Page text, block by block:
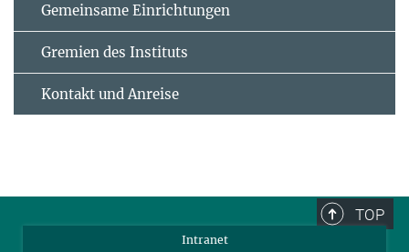
Gemeinsame Einrichtungen
Gremien des Instituts
Kontakt und Anreise
TOP
Intranet